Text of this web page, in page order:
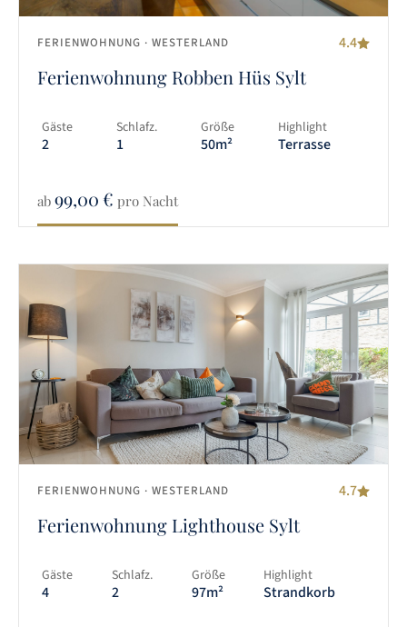
FERIENWOHNUNG · WESTERLAND 4.4
Ferienwohnung Robben Hüs Sylt
Gäste
2
Schlafz.
1
Größe
50m²
Highlight
Terrasse
ab 99,00€ pro Nacht
FERIENWOHNUNG · WESTERLAND 4.7
Ferienwohnung Lighthouse Sylt
Gäste
4
Schlafz.
2
Größe
97m²
Highlight
Strandkorb